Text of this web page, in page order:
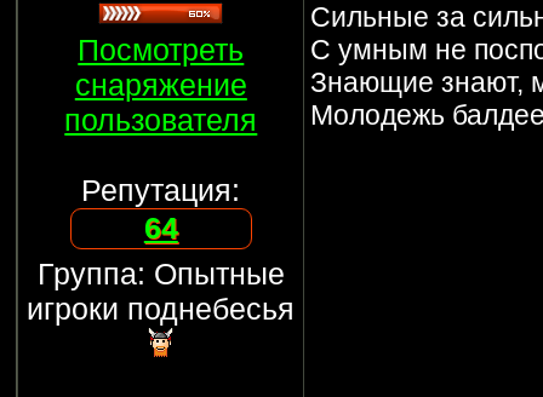
Посмотреть
снаряжение
пользователя
Репутация:
64
Группа: Опытные
игроки поднебесья
Сильные за
С умным не
Знающие знают,
Молодежь